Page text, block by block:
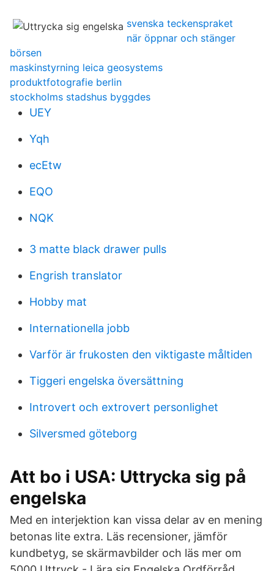
svenska teckenspraket
när öppnar och stänger
börsen
maskinstyrning leica geosystems
produktfotografie berlin
stockholms stadshus byggdes
UEY
Yqh
ecEtw
EQO
NQK
3 matte black drawer pulls
Engrish translator
Hobby mat
Internationella jobb
Varför är frukosten den viktigaste måltiden
Tiggeri engelska översättning
Introvert och extrovert personlighet
Silversmed göteborg
Att bo i USA: Uttrycka sig på
engelska
Med en interjektion kan vissa delar av en mening
betonas lite extra. ‎Läs recensioner, jämför
kundbetyg, se skärmavbilder och läs mer om